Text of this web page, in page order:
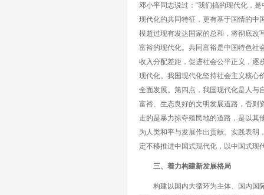
邓小平同志说过：“我们搞的现代化，
现代化的共同特征，更有基于国情的中
模超过现有发达国家的总和，将彻底改
富裕的现代化。共同富裕是中国特色社
收入分配差距，促进社会公平正义，逐
现代化。我国现代化坚持社会主义核心
全面发展。第四点，我国现代化是人与
富裕、生态良好的文明发展道路，否则
走的是暴力掠夺殖民地的道路，是以其
为人类和平与发展作出贡献。实践表明
定不移推进中国式现代化，以中国式现
三、着力构建新发展格局
构建以国内大循环为主体、国内国际